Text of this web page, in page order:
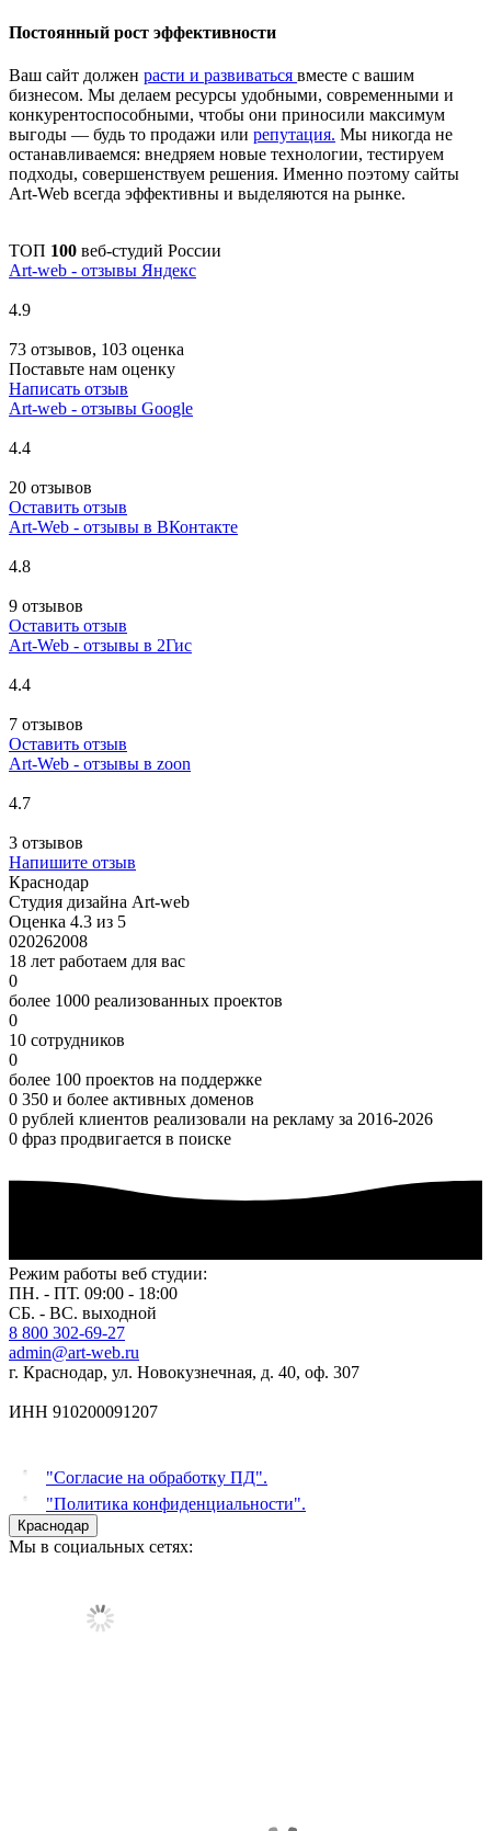
Постоянный рост эффективности
Ваш сайт должен расти и развиваться вместе с вашим
бизнесом. Мы делаем ресурсы удобными, современными и
конкурентоспособными, чтобы они приносили максимум
выгоды — будь то продажи или репутация. Мы никогда не
останавливаемся: внедряем новые технологии, тестируем
подходы, совершенствуем решения. Именно поэтому сайты
Art-Web всегда эффективны и выделяются на рынке.
ТОП 100 веб-студий России
Art-web - отзывы Яндекс
4.9
73 отзывов, 103 оценка
Поставьте нам оценку
Написать отзыв
Art-web - отзывы Google
4.4
20 отзывов
Оставить отзыв
Art-Web - отзывы в ВКонтакте
4.8
9 отзывов
Оставить отзыв
Art-Web - отзывы в 2Гис
4.4
7 отзывов
Оставить отзыв
Art-Web - отзывы в zoon
4.7
3 отзывов
Напишите отзыв
Краснодар
Студия дизайна Art-web
Оценка 4.3 из 5
020262008
18 лет работаем для вас
0
более 1000 реализованных проектов
0
10 сотрудников
0
более 100 проектов на поддержке
0 350 и более активных доменов
0 рублей клиентов реализовали на рекламу за 2016-2026
0 фраз продвигается в поиске
Режим работы веб студии:
ПН. - ПТ. 09:00 - 18:00
СБ. - ВС. выходной
8 800 302-69-27
admin@art-web.ru
г. Краснодар, ул. Новокузнечная, д. 40, оф. 307
ИНН 910200091207
"Согласие на обработку ПД".
"Политика конфиденциальности".
Краснодар
Мы в социальных сетях: